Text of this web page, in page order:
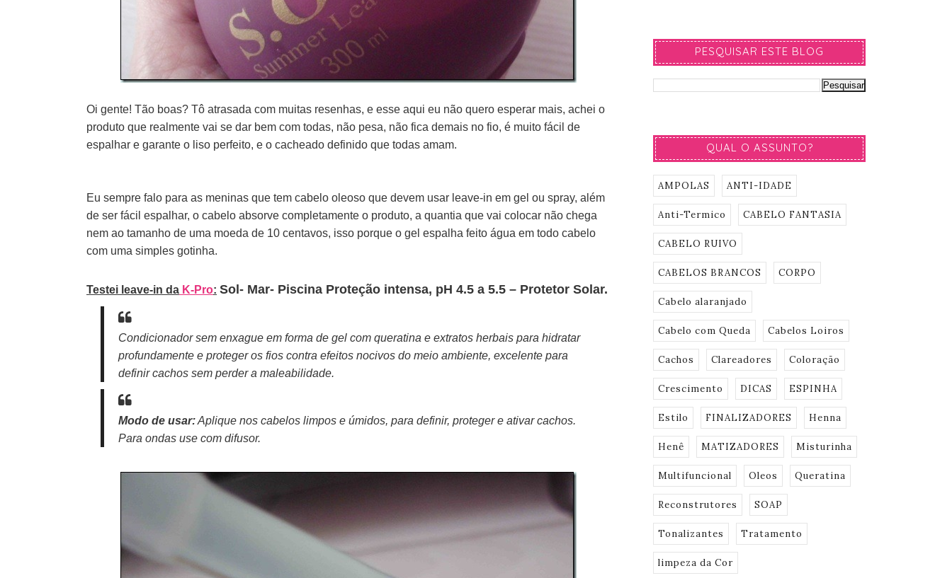
Oi gente! Tão boas? Tô atrasada com muitas resenhas, e esse aqui eu não quero esperar mais, achei o
produto que realmente vai se dar bem com todas, não pesa, não fica demais no fio, é muito fácil de
espalhar e garante o liso perfeito, e o cacheado definido que todas amam.
Eu sempre falo para as meninas que tem cabelo oleoso que devem usar leave-in em gel ou spray, além
de ser fácil espalhar, o cabelo absorve completamente o produto, a quantia que vai colocar não chega
nem ao tamanho de uma moeda de 10 centavos, isso porque o gel espalha feito água em todo cabelo
com uma simples gotinha.
Testei leave-in da K-Pro: Sol- Mar- Piscina Proteção intensa, pH 4.5 a 5.5 – Protetor Solar.
Condicionador sem enxague em forma de gel com queratina e extratos herbais para hidratar
profundamente e proteger os fios contra efeitos nocivos do meio ambiente, excelente para
definir cachos sem perder a maleabilidade.
Modo de usar:Aplique nos cabelos limpos e úmidos, para definir, proteger e ativar cachos.
Para ondas use com difusor.
PESQUISAR ESTE BLOG
QUAL O ASSUNTO?
AMPOLAS ANTI-IDADE
Anti-Termico CABELO FANTASIA
CABELO RUIVO
CABELOS BRANCOS CORPO
Cabelo alaranjado
Cabelo com Queda Cabelos Loiros
Cachos Clareadores Coloração
Crescimento DICAS ESPINHA
Estilo FINALIZADORES Henna
Henê MATIZADORES Misturinha
Multifuncional Oleos Queratina
Reconstrutores SOAP
Tonalizantes Tratamento
limpeza da Cor